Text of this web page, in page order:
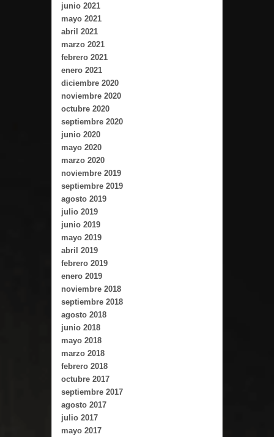
junio 2021
mayo 2021
abril 2021
marzo 2021
febrero 2021
enero 2021
diciembre 2020
noviembre 2020
octubre 2020
septiembre 2020
junio 2020
mayo 2020
marzo 2020
noviembre 2019
septiembre 2019
agosto 2019
julio 2019
junio 2019
mayo 2019
abril 2019
febrero 2019
enero 2019
noviembre 2018
septiembre 2018
agosto 2018
junio 2018
mayo 2018
marzo 2018
febrero 2018
octubre 2017
septiembre 2017
agosto 2017
julio 2017
mayo 2017